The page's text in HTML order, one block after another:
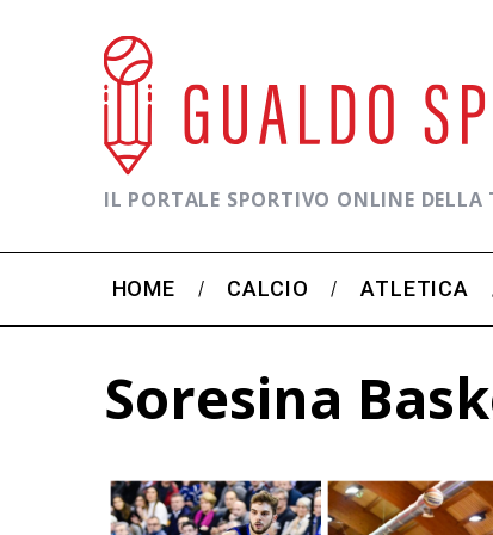
IL PORTALE SPORTIVO ONLINE
HOME CALCIO ATLETICA
Soresina